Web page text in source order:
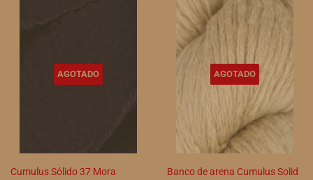
AGOTADO
Cumulus Sólido 37 Mora
AGOTADO
Banco de arena Cumulus Solid